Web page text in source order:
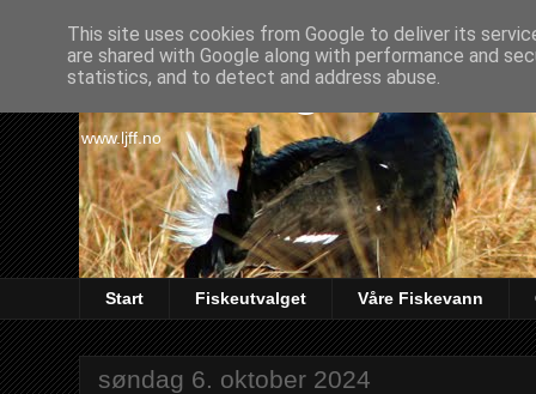
Lørenskog Jakt &
www.ljff.no
Start Fiskeutvalget Våre Fiskevann
søndag 6. oktober 2024
This site uses cookies from Google to deliver its
are shared with Google along with performance and
statistics, and to detect and address abuse.